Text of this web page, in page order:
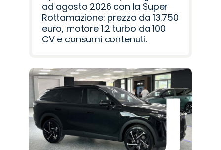
ad agosto 2026 con la Super
Rottamazione: prezzo da 13.750
euro, motore 1.2 turbo da 100
CV e consumi contenuti.